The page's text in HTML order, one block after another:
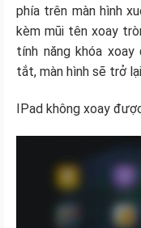
phía trên màn hình
kèm mũi tên xoay
tính năng khóa
tắt, màn hình sẽ trở
IPad không xoay